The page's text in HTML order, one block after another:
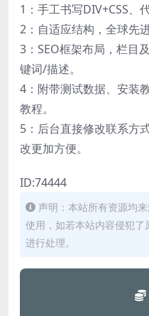
1：手工书写DIV+CSS、
2：自适应结构，全球先
3：SEO框架布局，栏目
键词/描述。
4：附带测试数据、安装
教程。
5：后台直接修改联系方
改更加方便。
ID:74444
声明：本站所有资源均
使用，如若本站内容侵犯
进行处理。